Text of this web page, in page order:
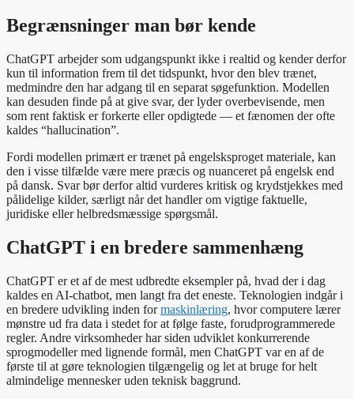
Begrænsninger man bør kende
ChatGPT arbejder som udgangspunkt ikke i realtid og kender derfor
kun til information frem til det tidspunkt, hvor den blev trænet,
medmindre den har adgang til en separat søgefunktion. Modellen
kan desuden finde på at give svar, der lyder overbevisende, men
som rent faktisk er forkerte eller opdigtede — et fænomen der ofte
kaldes “hallucination”.
Fordi modellen primært er trænet på engelsksproget materiale, kan
den i visse tilfælde være mere præcis og nuanceret på engelsk end
på dansk. Svar bør derfor altid vurderes kritisk og krydstjekkes med
pålidelige kilder, særligt når det handler om vigtige faktuelle,
juridiske eller helbredsmæssige spørgsmål.
ChatGPT i en bredere sammenhæng
ChatGPT er et af de mest udbredte eksempler på, hvad der i dag
kaldes en AI-chatbot, men langt fra det eneste. Teknologien indgår i
en bredere udvikling inden formaskinlæring, hvor computere lærer
mønstre ud fra data i stedet for at følge faste, forudprogrammerede
regler. Andre virksomheder har siden udviklet konkurrerende
sprogmodeller med lignende formål, men ChatGPT var en af de
første til at gøre teknologien tilgængelig og let at bruge for helt
almindelige mennesker uden teknisk baggrund.